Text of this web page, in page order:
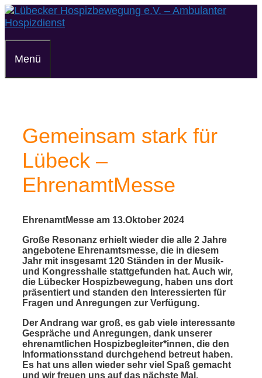
Zum
Inhalt
springen
Menü
Gemeinsam stark für
Lübeck –
EhrenamtMesse
EhrenamtMesse am 13.Oktober 2024
Große Resonanz erhielt wieder die alle 2 Jahre
angebotene Ehrenamtsmesse, die in diesem
Jahr mit insgesamt 120 Ständen in der Musik-
und Kongresshalle stattgefunden hat. Auch wir,
die Lübecker Hospizbewegung, haben uns dort
präsentiert und standen den Interessierten für
Fragen und Anregungen zur Verfügung.
Der Andrang war groß, es gab viele interessante
Gespräche und Anregungen, dank unserer
ehrenamtlichen Hospizbegleiter*innen, die den
Informationsstand durchgehend betreut haben.
Es hat uns allen wieder sehr viel Spaß gemacht
und wir freuen uns auf das nächste Mal.